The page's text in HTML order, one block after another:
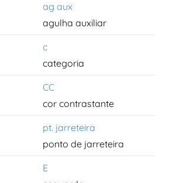
ag aux
agulha auxiliar
c
categoria
CC
cor contrastante
pt. jarreteira
ponto de jarreteira
E